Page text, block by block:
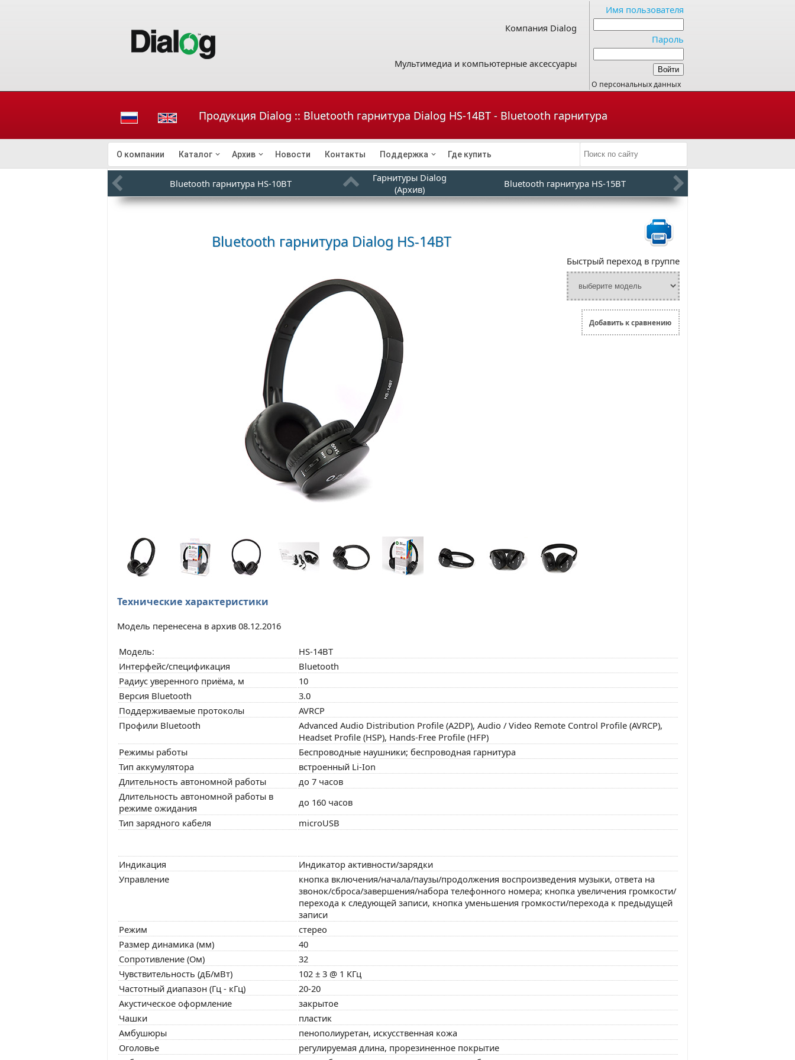
Компания Dialog
Мультимедиа и компьютерные аксессуары
Имя пользователя
Пароль
О персональных данных
Продукция Dialog :: Bluetooth гарнитура Dialog HS-14BT - Bluetooth гарнитура
О компании Каталог Архив Новости Контакты Поддержка Где купить
Bluetooth гарнитура HS-10BT
Гарнитуры Dialog
(Архив)
Bluetooth гарнитура HS-15BT
Bluetooth гарнитура Dialog HS-14BT
Быстрый переход в группе
Добавить к сравнению
Технические характеристики
Модель перенесена в архив 08.12.2016
Модель:
HS-14BT
Интерфейс/спецификация
Bluetooth
Радиус уверенного приёма, м
10
Версия Bluetooth
3.0
Поддерживаемые протоколы
AVRCP
Профили Bluetooth
Advanced Audio Distribution Profile (A2DP), Audio / Video Remote Control Profile (AVRCP),
Headset Profile (HSP), Hands-Free Profile (HFP)
Режимы работы
Беспроводные наушники; беспроводная гарнитура
Тип аккумулятора
встроенный Li-Ion
Длительность автономной работы
до 7 часов
Длительность автономной работы в
режиме ожидания
до 160 часов
Тип зарядного кабеля
microUSB
Индикация
Индикатор активности/зарядки
Управление
кнопка включения/начала/паузы/продолжения воспроизведения музыки, ответа на
звонок/сброса/завершения/набора телефонного номера; кнопка увеличения громкости/
перехода к следующей записи, кнопка уменьшения громкости/перехода к предыдущей
записи
Режим
стерео
Размер динамика (мм)
40
Сопротивление (Ом)
32
Чувствительность (дБ/мВт)
102 ± 3 @ 1 КГц
Частотный диапазон (Гц - кГц)
20-20
Акустическое оформление
закрытое
Чашки
пластик
Амбушюры
пенополиуретан, искусственная кожа
Оголовье
регулируемая длина, прорезиненное покрытие